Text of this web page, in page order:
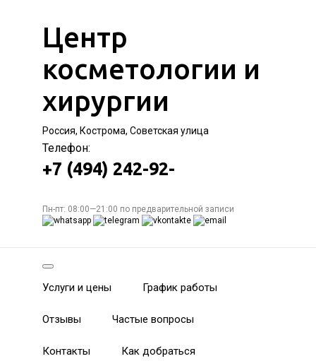
Центр
косметологии и
хирургии
Россия, Кострома, Советская улица
Телефон:
+7 (494) 242-92-
Пн-пт: 08:00—21:00 по предварительной записи
Услуги и цены График работы
Отзывы Частые вопросы
Контакты Как добраться